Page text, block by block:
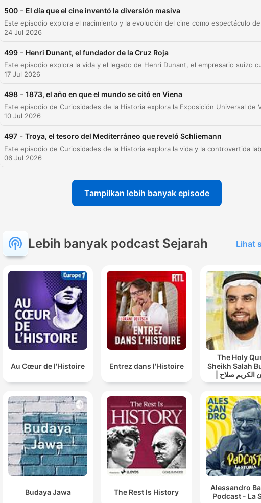
00:03:30
Relaciones amorosas y correspondencia con
00:06:25
El carácter colérico y la relación con el poder
00:07:34 Conflictos familiares y responsabilidad
00:08:20
El papel de tutor y la relación con su sobrino
Muerte y legado final
Klik pada bab untuk langsung menuju ke momen tersebut
Bonarotti la hizo cierta durante su vida con el objetivo
ascendencia noble que resultó ser falsa.
lo definía como luz de nuestro siglo única en el
00:05:24 · Muestra la excepcional veneración que el artista
sentía por su joven protegido Tommaso de Cavalieri.
La pintura y la escultura me han arruinado y todo va
mal en peor. Mejor hubiera sido que mis años jóvenes
me hubiera dedicado a hacer cerillas que no tendría
tantos problemas.
00:07:23 · Refleja el profundo descontento y la frustración
Ya no te soporto más, eres una bestia.
00:08:04 · Ilustra la agresividad con la que Miguel Ángel
a sus propios familiares cuando estos eran irrespetuosos.
¿Has venido a ver si te dejo algo? ¿No tienes
00:09:11 · Muestra la dureza y los reproches que el artista
500 - El día que el cine inventó la diversión masiva
24 Jul 2026
499 - Henri Dunant, el fundador de la Cruz Roja
17 Jul 2026
498 - 1873, el año en que el mundo se citó en Viena
10 Jul 2026
497 - Troya, el tesoro del Mediterráneo que reveló Schliemann
06 Jul 2026
Tampilkan lebih banyak episode
Lebih banyak podcast Sejarah Lihat
Au Cœur de l'Histoire Entrez dans l'Histoire
The Holy
Sheikh Salah
بوخاطر
Budaya Jawa The Rest Is History
Alessandro
Podcast - La